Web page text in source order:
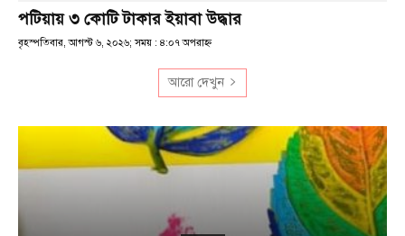
পটিয়ায় ৩ কোটি টাকার ইয়াবা উদ্ধার
বৃহস্পতিবার, আগস্ট ৬, ২০২৬; সময় : ৪:০৭ অপরাহ্ণ
আরো দেখুন